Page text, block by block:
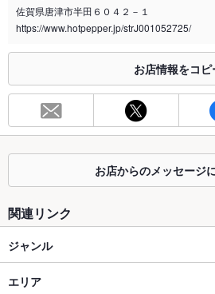
※2020年4月1日～受動喫煙対策に関する法律が施行され
総席数 25席
最大宴会収
25人
座敷
掘りごたつ
カウンター
佐賀県唐津市半田６０４２－１
https://www.hotpepper.jp/strJ001052725/
お店情報をコピ
お店からのメッセージ
関連リンク
ジャンル
創作料理
エリア